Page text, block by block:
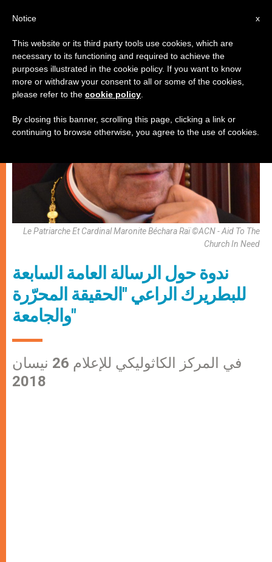
كنيسة محليّة
Le Patriarche Et Cardinal Maronite Béchara Raï ©ACN - Aid To The
Church In Need
ندوة حول الرسالة العامة السابعة
للبطريرك الراعي "الحقيقة المحرّرة
والجامعة"
في المركز الكاثوليكي للإعلام 26 نيسان
2018
x
Notice
This website or its third party tools use cookies, which are
necessary to its functioning and required to achieve the
purposes illustrated in the cookie policy. If you want to know
more or withdraw your consent to all or some of the cookies,
please refer to the cookie policy
By closing this banner, scrolling this page, clicking a link or
continuing to browse otherwise, you agree to the use of cookies.